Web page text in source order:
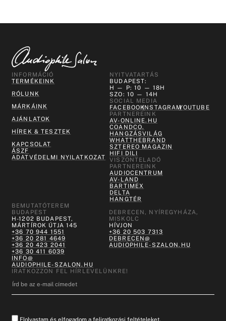
INFORMÁCIÓ
TERMÉKEINK
RÓLUNK
MÁRKÁINK
AJÁNLATOK
HÍREK & TESZTEK
KAPCSOLAT
ÁSZF
ADATVÉDELMI NYILATKOZAT
NYITVATARTÁS
BUDAPEST:
H — P: 10 — 18H
SZO: 10 — 14H
SOCIAL MEDIA
FACEBOOKINSTAGRAMYOUTUBE
PARTNEREINK
AV-ONLINE.HU
COANDCO.
HANGZÁSVILÁG
WHATTHEBRAND
SZTEREO MAGAZIN
HIFI DILI
VISZONTELADÓ
PARTNEREINK
AUDIOCENTRUM
AV-LAND
BARTIMEX
DELTA
HANGTÉR
BEMUTATÓTEREM
BUDAPEST
H-1202 BUDAPEST,
MÁRTÍROK ÚTJA 145
+36 70 944 1551
+36 20 281 4649
+36 20 423 2041
+36 30 411 6039
INFO@
AUDIOPHILE-SZALON.HU
DEBRECEN, NYÍREGYHÁZA,
MISKOLC
HÍVJON
+36 20 503 7313
DEBRECEN@
AUDIOPHILE-SZALON.HU
IRATKOZZON FEL HÍRLEVELÜNKRE!
Elolvastam és elfogadom a feliratkozási feltételeket.